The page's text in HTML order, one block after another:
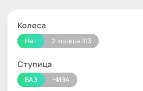
Колеса
Нет 2 колеса R13
Ступица
ВАЗ НИВА